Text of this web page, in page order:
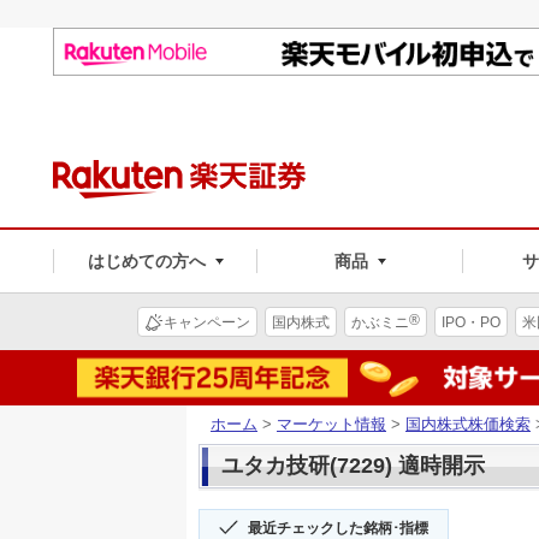
はじめての方へ 商品
キャンペーン 国内株式 かぶミニ® IPO・PO
ホーム > マーケット情報 > 国内株式株価検索
ユタカ技研(7229) 適時開示
最近チェックした銘柄･指標